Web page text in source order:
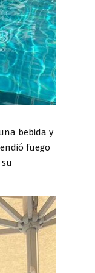
bebida y
fuego